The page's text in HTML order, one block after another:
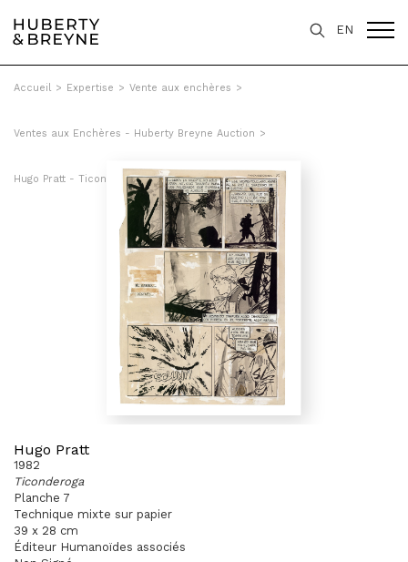
EN
Accueil > Expertise > Vente aux enchères >
Ventes aux Enchères - Huberty Breyne Auction >
Hugo Pratt - Ticonderoga
Hugo Pratt
1982
Ticonderoga
Planche 7
Technique mixte sur papier
39 x 28 cm
Éditeur Humanoïdes associés